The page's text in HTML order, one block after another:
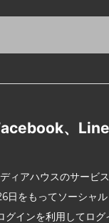
、
ィアハウスのサービ
日をもってソーシャル
グインを利用してロ